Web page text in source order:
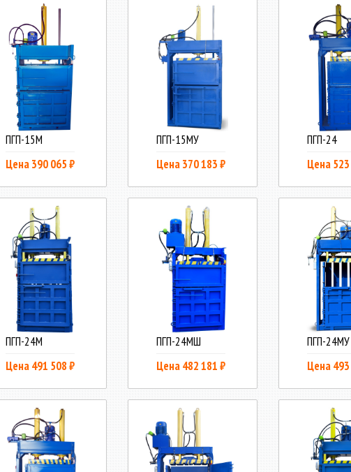
ПГП-15М
Цена 390 065 ₽
ПГП-15МУ
Цена 370 183 ₽
ПГП-24
Цена
ПГП-24М
Цена 491 508 ₽
ПГП-24МШ
Цена 482 181 ₽
ПГП-24МУ
Цена